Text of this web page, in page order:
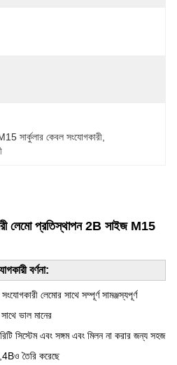
সার্কুলার কেবল সংযোগকারী
লেমো প্রতিস্থাপন 2B সাইজ M15
বর্ণনা:
লেমোর সাথে সম্পূর্ণ সামঞ্জস্যপূর্ণ
ভাল মানের
সিস্টেম এবং সঙ্গম এবং মিলন না করার জন্য সহজ
তৈরি করেছে